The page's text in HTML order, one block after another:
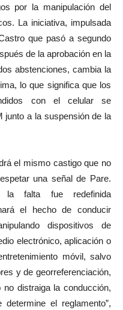
por la manipulación del
La iniciativa, impulsada
que pasó a segundo
de la aprobación en la
abstenciones, cambia la
lo que significa que los
con el celular se
junto a la suspensión de la
el mismo castigo que no
una señal de Pare.
la falta fue redefinida
el hecho de conducir
dispositivos de
electrónico, aplicación o
móvil, salvo
y de georreferenciación,
distraiga la conducción,
el reglamento”,